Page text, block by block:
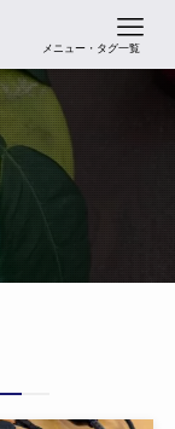
メニュー・タグ一覧